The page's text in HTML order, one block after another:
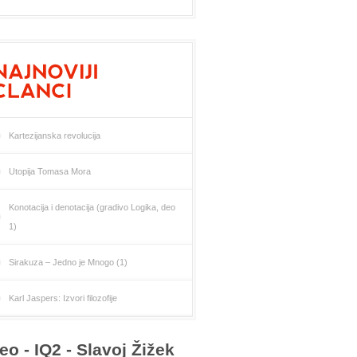
Kartezijanska revolucija
Utopija Tomasa Mora
Konotacija i denotacija (gradivo Logika, deo
1)
Sirakuza – Jedno je Mnogo (1)
Karl Jaspers: Izvori filozofije
- IQ2 - Slavoj Žižek